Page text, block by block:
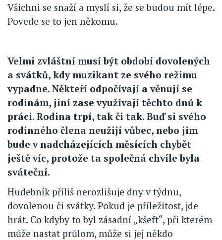
Všichni se snaží a myslí si, že se budou mít lépe.
Povede se to jen někomu.
Velmi zvláštní musí být období dovolených
a svátků, kdy muzikant ze svého režimu
vypadne. Někteří odpočívají a věnují se
rodinám, jiní zase využívají těchto dnů k
práci. Rodina trpí, tak či tak. Buď si svého
rodinného člena neužijí vůbec, nebo jim
bude v nadcházejících měsících chybět
ještě víc, protože ta společná chvíle byla
sváteční.
Hudebník příliš nerozlišuje dny v týdnu,
dovolenou či svátky. Pokud je příležitost, jde
hrát. Co kdyby to byl zásadní „kšeft“, při kterém
může nastat průlom, může si jej někdo